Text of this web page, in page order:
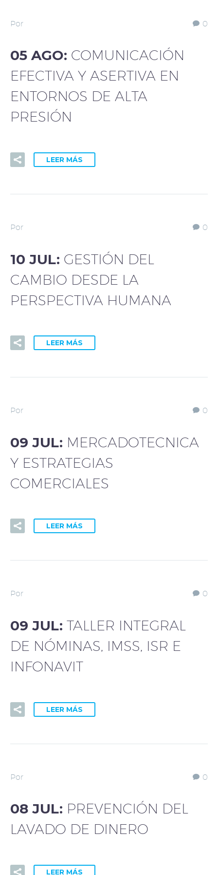
0
Por
05 AGO: COMUNICACIÓN
EFECTIVA Y ASERTIVA EN
ENTORNOS DE ALTA
PRESIÓN
LEER MÁS
0
Por
10 JUL: GESTIÓN DEL
CAMBIO DESDE LA
PERSPECTIVA HUMANA
LEER MÁS
0
Por
09 JUL: MERCADOTECNICA
Y ESTRATEGIAS
COMERCIALES
LEER MÁS
0
Por
09 JUL: TALLER INTEGRAL
DE NÓMINAS, IMSS, ISR E
INFONAVIT
LEER MÁS
0
Por
08 JUL: PREVENCIÓN DEL
LAVADO DE DINERO
LEER MÁS